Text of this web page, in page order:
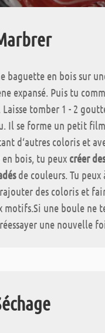
baguette en bois sur
expansé. Puis tu
tomber 1 - 2
Il se forme un petit
d‘autres coloris et
bois, tu peux créer
de couleurs. Tu peux
des coloris et
motifs.Si une boule ne
une nouvelle